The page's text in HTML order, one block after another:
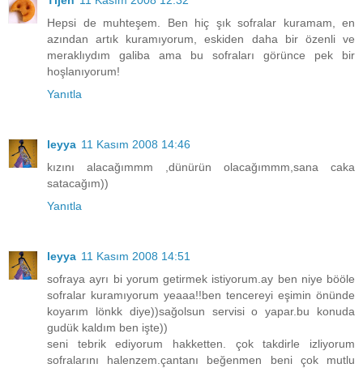
Hepsi de muhteşem. Ben hiç şık sofralar kuramam, en
azından artık kuramıyorum, eskiden daha bir özenli ve
meraklıydım galiba ama bu sofraları görünce pek bir
hoşlanıyorum!
Yanıtla
leyya 11 Kasım 2008 14:46
kızını alacağımmm ,dünürün olacağımmm,sana caka
satacağım))
Yanıtla
leyya 11 Kasım 2008 14:51
sofraya ayrı bi yorum getirmek istiyorum.ay ben niye bööle
sofralar kuramıyorum yeaaa!!ben tencereyi eşimin önünde
koyarım lönkk diye))sağolsun servisi o yapar.bu konuda
gudük kaldım ben işte))
seni tebrik ediyorum hakketten. çok takdirle izliyorum
sofralarını halenzem.çantanı beğenmen beni çok mutlu